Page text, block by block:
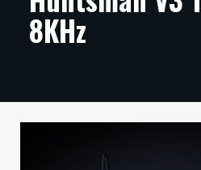
ARTIKKELIT
TIETOA
8KHz